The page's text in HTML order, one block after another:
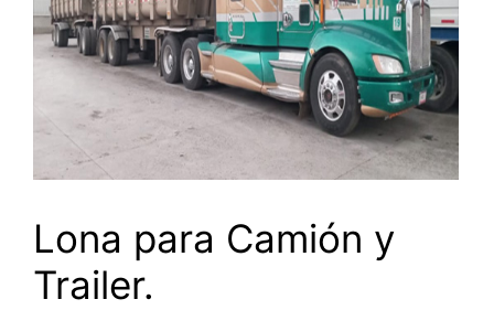
Lona para Camión y
Trailer.